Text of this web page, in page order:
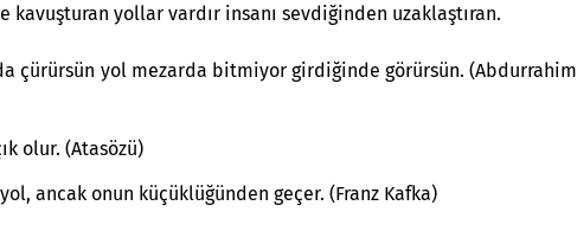
kavuşturan yollar vardır insanı sevdiğinden uzaklaştıran.
çürürsün yol mezarda bitmiyor girdiğinde görürsün. (Abdurrahim
olur. (Atasözü)
ancak onun küçüklüğünden geçer. (Franz Kafka)